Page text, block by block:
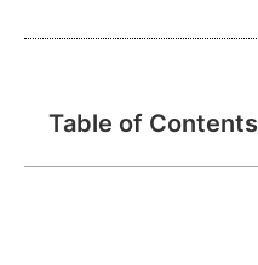
Table of Contents